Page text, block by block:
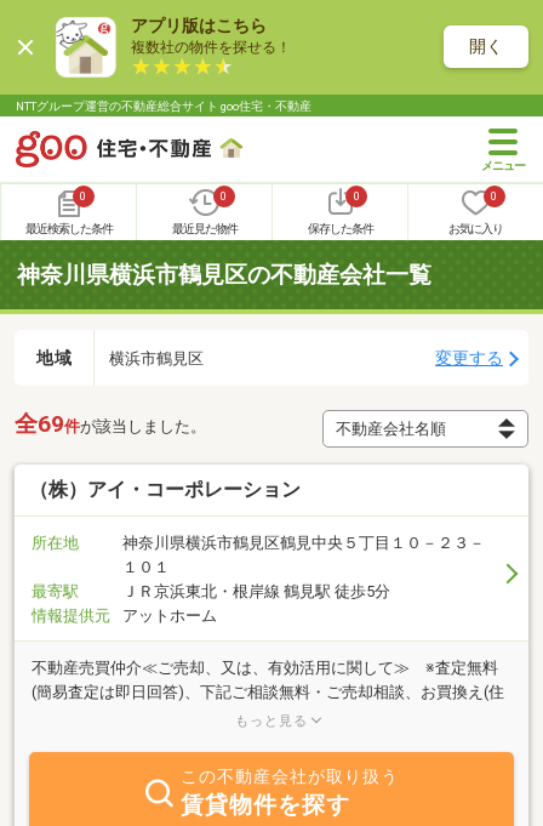
アプリ版はこちら
複数社の物件を探せる！ 開く
NTTグループ運営の不動産総合サイト goo住宅・不動産
0
最近検索した条件
0
最近見た物件
0
保存した条件
0
お気に入り
神奈川県横浜市鶴見区の不動産会社一覧
地域 横浜市鶴見区 変更する
全69件が該当しました。
（株）アイ・コーポレーション
所在地
神奈川県横浜市鶴見区鶴見中央５丁目１０－２３－
１０１
最寄駅
ＪＲ京浜東北・根岸線 鶴見駅 徒歩5分
情報提供元
アットホーム
不動産売買仲介≪ご売却、又は、有効活用に関して≫ ※査定無料
(簡易査定は即日回答)、下記ご相談無料・ご売却相談、お買換え(住
宅、事業用)、任意売却、相続、訴訟前後(中)案件、住宅用事業用立
談、一棟収益(素地、アパート、ビル)、借地、底地、土地、マンシ
ョン、建築物のボリュームチェック等、建物の修繕・補強関係・当
社がご提供できる限りの不動産に関わる「法律相談・相続対策・税
もっと見る
この不動産会社が取り扱う
賃貸物件を探す